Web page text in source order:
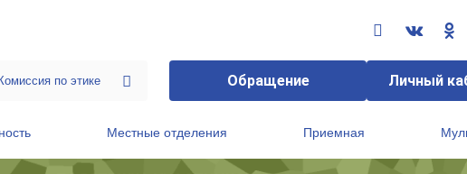
Обращение Личный
Местные отделения Приемная